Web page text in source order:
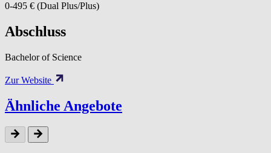
0-495 € (Dual Plus/Plus)
Abschluss
Bachelor of Science
Zur Website
Ähnliche Angebote